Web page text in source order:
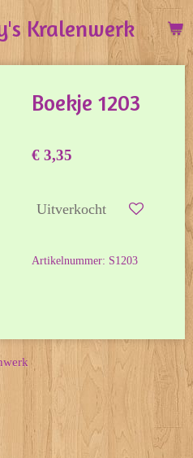
Kralenwerk
Boekje 1203
€ 3,35
Uitverkocht
Artikelnummer: S1203